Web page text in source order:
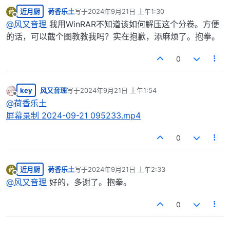
荷
离线
近月厨 荷香乐土写于2024年9月21日 上午1:30
最后由 编辑
@风又音理 我用WinRAR不知道该如何解压这个分卷。方便
的话，可以截个图教教我吗？实在抱歉，添麻烦了。抱拳。
0
离线
key 风又音理写于2024年9月21日 上午1:54
最后由 编辑
@荷香乐土
屏幕录制 2024-09-21 095233.mp4
0
荷
离线
近月厨 荷香乐土写于2024年9月21日 上午2:33
最后由 编辑
@风又音理 好的，多谢了。抱拳。
0